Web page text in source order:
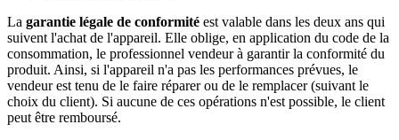
La garantie légale de conformité est valable dans les deux ans qui
suivent l'achat de l'appareil. Elle oblige, en application du code de la
consommation, le professionnel vendeur à garantir la conformité du
produit. Ainsi, si l'appareil n'a pas les performances prévues, le
vendeur est tenu de le faire réparer ou de le remplacer (suivant le
choix du client). Si aucune de ces opérations n'est possible, le client
peut être remboursé.